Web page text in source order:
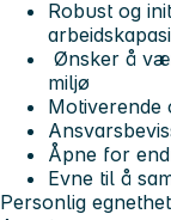
Robust og
Ønsker å
miljø
Motiverende
Åpne for
Evne til å
Personlig